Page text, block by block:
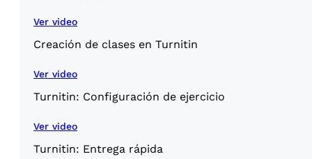
Ver video
Creación de clases en Turnitin
Ver video
Turnitin: Configuración de ejercicio
Ver video
Turnitin: Entrega rápida